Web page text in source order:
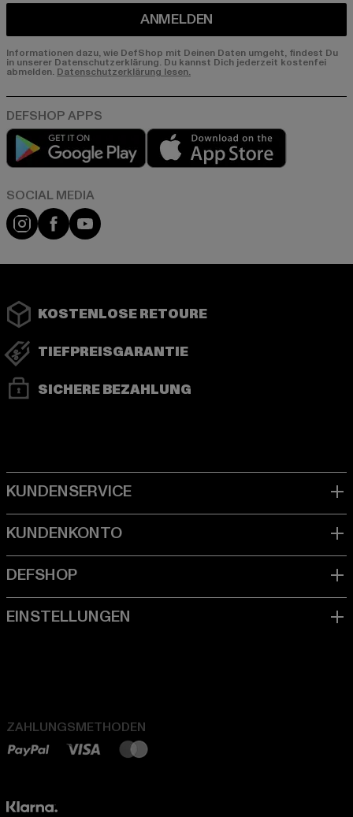
ANMELDEN
Informationen dazu, wie DefShop mit Deinen Daten umgeht, findest Du
in unserer Datenschutzerklärung. Du kannst Dich jederzeit kostenfei
abmelden. Datenschutzerklärung lesen.
Play market
Instagram
FacebookYouTube
KOSTENLOSE RETOURE
TIEFPREISGARANTIE
SICHERE BEZAHLUNG
ZAHLUNGSMETHODEN